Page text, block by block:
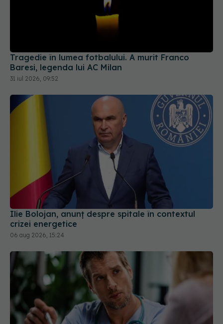
Tragedie în lumea fotbalului. A murit Franco
Baresi, legenda lui AC Milan
Ilie Bolojan, anunț despre spitale în contextul
crizei energetice
06 aug 2026, 15:24